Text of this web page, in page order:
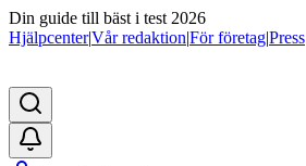
Din guide till bäst i test 2026
Hjälpcenter|Vår redaktion|För företag|Press